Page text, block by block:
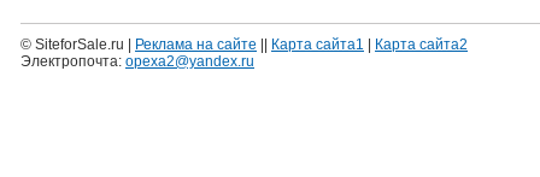
© SiteforSale.ru | Реклама на сайте Карта сайта1
Карта сайта2
Электропочта: opexa2@yandex.ru